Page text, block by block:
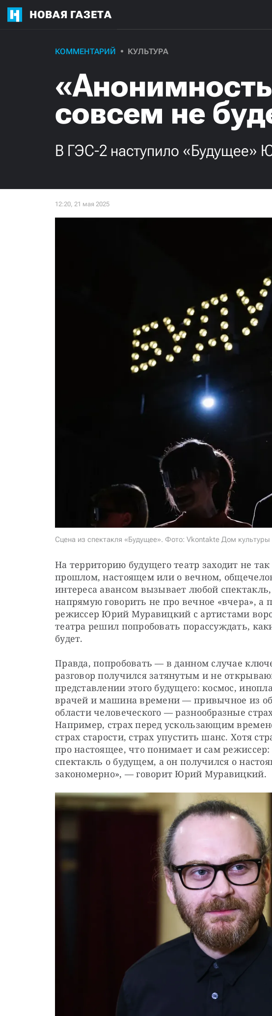
НОВАЯ ГАЗЕТА
КОММЕНТАРИЙ КУЛЬТУРА
совсем не
В ГЭС-2 наступило «Будущее»
Сцена из спектакля «Будущее». Фото: Vkontakte Дом
На территорию будущего театр заходит не
прошлом, настоящем или о вечном,
интереса авансом вызывает любой
напрямую говорить не про вечное «вчера», а
режиссер Юрий Муравицкий с артистами
театра решил попробовать порассуждать,
будет.
Правда, попробовать — в данном случае
разговор получился затянутым и не
представлении этого будущего: космос,
врачей и машина времени — привычное из
области человеческого — разнообразные
Например, страх перед ускользающим
страх старости, страх упустить шанс. Хотя
про настоящее, что понимает и сам
спектакль о будущем, а он получился о
закономерно», — говорит Юрий Муравицкий.